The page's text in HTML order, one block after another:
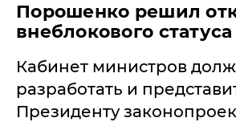
​Порошенко решил
внеблокового
Кабинет министров
разработать и
Президенту